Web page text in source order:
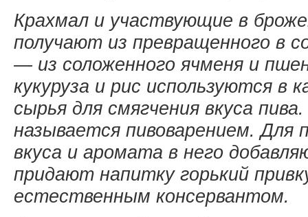
Крахмал и участвующие в
получают из превращенного в
— из соложенного ячменя и
кукуруза и рис используются в
сырья для смягчения вкуса
называется пивоварением. Для
вкуса и аромата в него
придают напитку горький
естественным консервантом.